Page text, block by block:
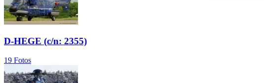
D-HEGE (c/n: 2355)
19 Fotos